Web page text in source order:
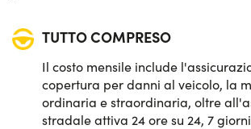
TUTTO COMPRESO
Il costo mensile include
copertura per danni al veicolo, la
ordinaria e straordinaria, oltre
stradale attiva 24 ore su 24, 7